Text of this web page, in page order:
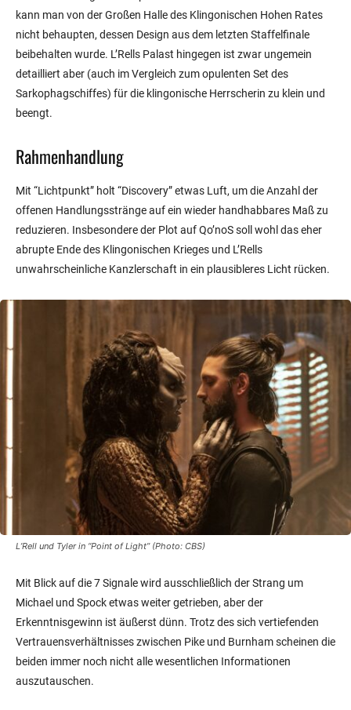
kann man von der Großen Halle des Klingonischen Hohen Rates
nicht behaupten, dessen Design aus dem letzten Staffelfinale
beibehalten wurde. L’Rells Palast hingegen ist zwar ungemein
detailliert aber (auch im Vergleich zum opulenten Set des
Sarkophagschiffes) für die klingonische Herrscherin zu klein und
beengt.
Rahmenhandlung
Mit “Lichtpunkt” holt “Discovery” etwas Luft, um die Anzahl der
offenen Handlungsstränge auf ein wieder handhabbares Maß zu
reduzieren. Insbesondere der Plot auf Qo’noS soll wohl das eher
abrupte Ende des Klingonischen Krieges und L’Rells
unwahrscheinliche Kanzlerschaft in ein plausibleres Licht rücken.
L’Rell und Tyler in “Point of Light” (Photo: CBS)
Mit Blick auf die 7 Signale wird ausschließlich der Strang um
Michael und Spock etwas weiter getrieben, aber der
Erkenntnisgewinn ist äußerst dünn. Trotz des sich vertiefenden
Vertrauensverhältnisses zwischen Pike und Burnham scheinen die
beiden immer noch nicht alle wesentlichen Informationen
auszutauschen.